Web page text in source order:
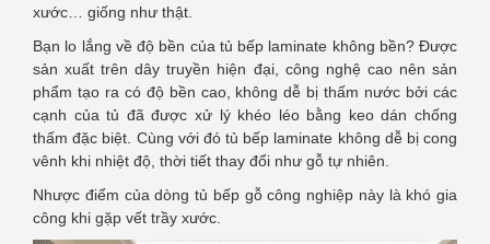
xước… giống như thật.
Bạn lo lắng về độ bền của tủ bếp laminate không bền? Được
sản xuất trên dây truyền hiện đại, công nghệ cao nên sản
phẩm tạo ra có độ bền cao, không dễ bị thấm nước bởi các
cạnh của tủ đã được xử lý khéo léo bằng keo dán chống
thấm đặc biệt. Cùng với đó tủ bếp laminate không dễ bị cong
vênh khi nhiệt độ, thời tiết thay đổi như gỗ tự nhiên.
Nhược điểm của dòng tủ bếp gỗ công nghiệp này là khó gia
công khi gặp vết trầy xước.